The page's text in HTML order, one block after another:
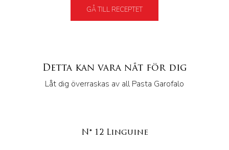
GÅ TILL RECEPTET
Detta kan vara nåt för dig
Låt dig överraskas av all Pasta Garofalo
N° 12 Linguine